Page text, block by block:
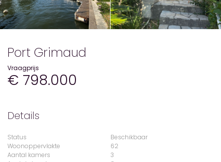
Port Grimaud
Vraagprijs
€ 798.000
Details
Status
Beschikbaar
Woonoppervlakte
62
Aantal kamers
3